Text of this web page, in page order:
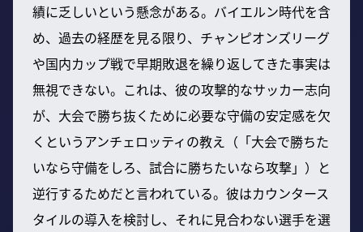
績に乏しいという懸念がある。バイエルン時代を含
め、過去の経歴を見る限り、チャンピオンズリーグ
や国内カップ戦で早期敗退を繰り返してきた事実は
無視できない。これは、彼の攻撃的なサッカー志向
が、大会で勝ち抜くために必要な守備の安定感を欠
くというアンチェロッティの教え（「大会で勝ちた
いなら守備をしろ、試合に勝ちたいなら攻撃」）と
逆行するためだと言われている。彼はカウンタース
タイルの導入を検討し、それに見合わない選手を選